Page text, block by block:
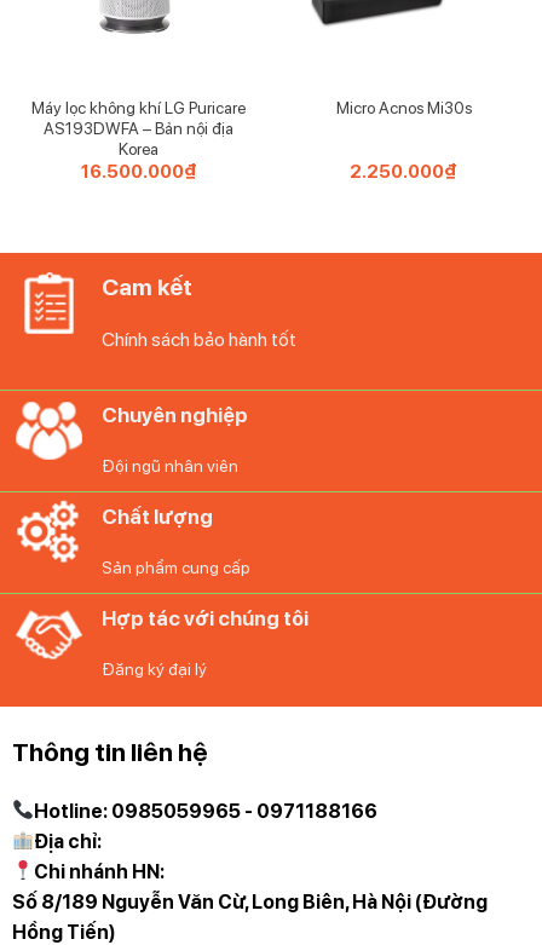
Dễ dàng làm sạch nhờ cối xay có thể tháo rời hoàn
toàn
Cối xay cà phê là điểm quan trọng của mọi máy pha cà
phê tự động và phải được vệ sinh thường xuyên. Cối xay
Máy pha cafe Philips 2200 EP2224/10 hoàn toàn có thể
Tự động tẩy cặn để thuận tiện hơn
Thật dễ dàng để làm sạch và bảo trì Máy pha cafe Philips
2200 EP2224/10 của bạn với chương trình tự động cảnh
báo bạn khi máy cần loại bỏ cặn bẩn. Bạn có thể điều chỉnh
tần suất của quy trình này dựa trên độ cứng của nước tại
nhà.
Máy lọc không khí LG Puricare
AS193DWFA – Bản nội địa
Korea
16.500.000₫
Micro Acnos Mi30s
2.250.000₫
Cam kết
Chính sách bảo hành tốt
Chuyên nghiệp
Đội ngũ nhân viên
Chất lượng
Sản phẩm cung cấp
Hợp tác với chúng tôi
Đăng ký đại lý
Thông tin liên hệ
Hotline: 0985059965 - 0971188166
Địa chỉ:
Chi nhánh HN:
Số 8/189 Nguyễn Văn Cừ, Long Biên, Hà Nội (Đường
Hồng Tiến)